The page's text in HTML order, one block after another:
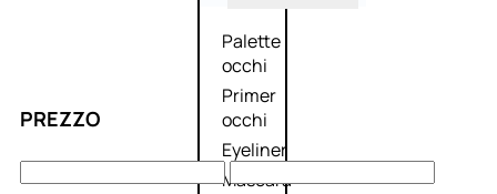
Palette
occhi
Primer
occhi
Eyeliner
Mascara
PREZZO